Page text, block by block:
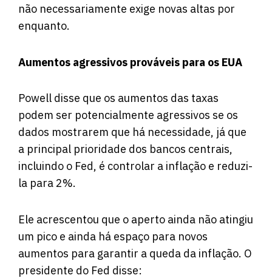
não necessariamente exige novas altas por
enquanto.
Aumentos agressivos prováveis ​​para os EUA
Powell disse que os aumentos das taxas
podem ser potencialmente agressivos se os
dados mostrarem que há necessidade, já que
a principal prioridade dos bancos centrais,
incluindo o Fed, é controlar a inflação e reduzi-
la para 2%.
Ele acrescentou que o aperto ainda não atingiu
um pico e ainda há espaço para novos
aumentos para garantir a queda da inflação. O
presidente do Fed disse: